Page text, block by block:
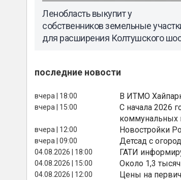
Ленобласть выкупит у
собственников земельные
для расширения Колтушского
последние новости
вчера | 18:00 В ИТМО
вчера | 15:00
С начала 2026
коммунальных
вчера | 12:00 Новостройки
вчера | 09:00 Детсад с
04.08.2026 | 18:00 ГАТИ
04.08.2026 | 15:00 Около 1,3
04.08.2026 | 12:00 Цены на